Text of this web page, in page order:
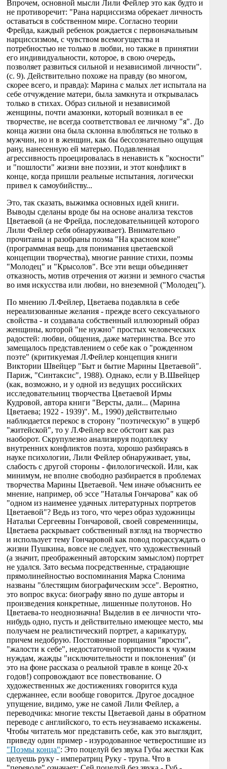
Впрочем, основной мысли Лили Фейлер это как будто и
не противоречит: "Рана нарциссизма обрекает личность
оставаться в собственном мире. Согласно теории
Фрейда, каждый ребенок рождается с первоначальным
нарциссизмом, с чувством всемогущества и
потребностью не только в любви, но также в принятии
его индивидуальности, которое, в свою очередь,
позволяет развиться сильной и независимой личности".
(с. 9). Действительно похоже на правду (во многом,
скорее всего, и правда): Марина с малых лет испытала на
себе отчуждение матери, была замкнута и открывалась
только в стихах. Образ сильной и независимой
женщины, почти амазонки, который возникал в ее
творчестве, не всегда соответствовал ее личному "я". До
конца жизни она была склонна влюбляться не только в
мужчин, но и в женщин, как бы бессознательно ощущая
рану, нанесенную ей матерью. Подавленная
агрессивность проецировалась в ненависть к "косности"
и "пошлости" жизни вне поэзии, и этот конфликт в
конце, когда пришли реальные испытания, логически
привел к самоубийству...
Это, так сказать, выжимка основных идей книги.
Выводы сделаны вроде бы на основе анализа текстов
Цветаевой (а не Фрейда, последовательницей которого
Лили Фейлер себя обнаруживает). Внимательно
прочитаны и разобраны поэма "На красном коне"
(программная вещь для понимания цветаевской
концепции творчества), многие ранние стихи, поэмы
"Молодец" и "Крысолов". Все эти вещи объединяет
отказность, мотив отречения от жизни и земного счастья
во имя искусства или любви, но внеземной ("Молодец").
По мнению Л.Фейлер, Цветаева подавляла в себе
нереализованные желания - прежде всего сексуального
свойства - и создавала собственный иллюзорный образ
женщины, которой "не нужно" простых человеческих
радостей: любви, общения, даже материнства. Все это
замещалось представлением о себе как о "рожденном
поэте" (критикуемая Л.Фейлер концепция книги
Виктории Швейцер "Быт и бытие Марины Цветаевой".
Париж, "Синтаксис", 1988). Однако, если у В.Швейцер
(как, возможно, и у одной из ведущих российских
исследовательниц творчества Цветаевой Ирмы
Кудровой, автора книги "Версты, дали... (Марина
Цветаева; 1922 - 1939)". М., 1990) действительно
наблюдается перекос в сторону "поэтическую" в ущерб
"житейской", то у Л.Фейлер все обстоит как раз
наоборот. Скрупулезно анализируя подоплеку
внутренних конфликтов поэта, хорошо разбираясь в
науке психологии, Лили Фейлер обнаруживает, увы,
слабость с другой стороны - филологической. Или, как
минимум, не вполне свободно разбирается в проблемах
творчества Марины Цветаевой. Чем иначе объяснить ее
мнение, например, об эссе "Наталья Гончарова" как об
"одном из наименее удачных литературных портретов
Цветаевой"? Ведь из того, что через образ художницы
Натальи Сергеевны Гончаровой, своей современницы,
Цветаева раскрывает собственный взгляд на творчество
и использует тему Гончаровой как повод порассуждать о
жизни Пушкина, вовсе не следует, что художественный
(а значит, преображенный авторским замыслом) портрет
не удался. Зато весьма посредственные, страдающие
прямолинейностью воспоминания Марка Слонима
названы "блестящим биографическим эссе". Вероятно,
это вопрос вкуса: биографу явно по душе авторы и
произведения конкретные, лишенные полутонов. Но
Цветаева-то неоднозначна! Выделив в ее личности что-
нибудь одно, пусть и действительно имеющее место, мы
получаем не реалистический портрет, а карикатуру,
причем недобрую. Постоянные порицания "ярости",
"жалости к себе", недостаточной терпимости к чужим
нуждам, жажды "исключительности и поклонения" (и
это на фоне рассказа о реальной травле в конце 20-х
годов!) сопровождают все повествование. О
художественных же достижениях говорится куда
сдержаннее, если вообще говорится. Другое досадное
упущение, видимо, уже не самой Лили Фейлер, а
переводчика: многие тексты Цветаевой даны в обратном
переводе с английского, то есть неузнаваемо искажены.
Чтобы читатель мог представить себе, как это выглядит,
приведу один пример - изуродованное четверостишие из
"Поэмы конца": Это поцелуй без звука Губы жестки Как
целуешь руку - императриц Руку - трупа. Что в